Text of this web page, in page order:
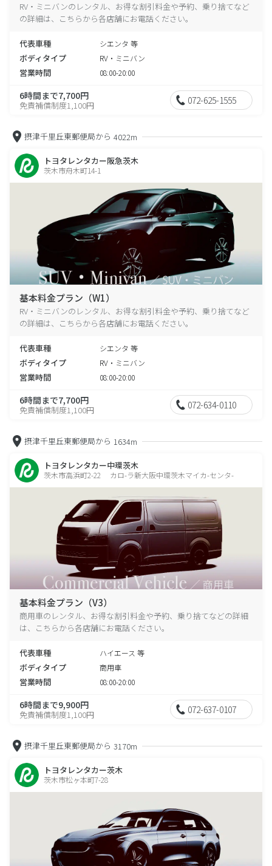
RV・ミニバンのレンタル、お得な割引料金や予約、乗り捨てなど
の詳細は、こちらから各店舗にお電話ください。
代表車種 シエンタ 等
ボディタイプ RV・ミニバン
営業時間 08:00-20:00
6時間まで7,700円
免責補償制度1,100円 072-625-1555
摂津千里丘東郵便局から 4022m
トヨタレンタカー阪急茨木
茨木市舟木町14-1
基本料金プラン（W1）
RV・ミニバンのレンタル、お得な割引料金や予約、乗り捨てなど
の詳細は、こちらから各店舗にお電話ください。
代表車種 シエンタ 等
ボディタイプ RV・ミニバン
営業時間 08:00-20:00
6時間まで7,700円
免責補償制度1,100円 072-634-0110
摂津千里丘東郵便局から 1634m
トヨタレンタカー中環茨木
茨木市高浜町2-22 カロ-ラ新大阪中環茨木マイカ-センタ-
基本料金プラン（V3）
商用車のレンタル、お得な割引料金や予約、乗り捨てなどの詳細
は、こちらから各店舗にお電話ください。
代表車種 ハイエース 等
ボディタイプ 商用車
営業時間 08:00-20:00
6時間まで9,900円
免責補償制度1,100円 072-637-0107
摂津千里丘東郵便局から 3170m
トヨタレンタカー茨木
茨木市松ヶ本町7-28